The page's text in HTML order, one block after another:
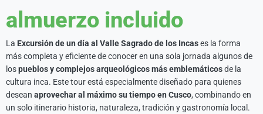
almuerzo incluido
La Excursión de un día al Valle Sagrado de los Incases la forma
más completa y eficiente de conocer en una sola jornada algunos de
lospueblos y complejos arqueológicos más emblemáticosde la
cultura inca. Este tour está especialmente diseñado para quienes
desean aprovechar al máximo su tiempo en Cusco, combinando en
un solo itinerario historia, naturaleza, tradición y gastronomía local.